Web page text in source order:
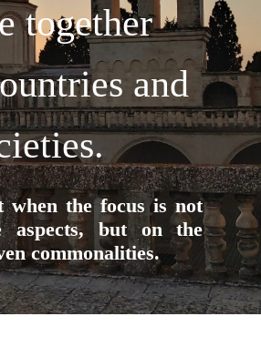
together
and
when the focus is not
aspects, but on the
commonalities.